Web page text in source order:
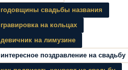
годовщины свадьбы названия
гравировка на кольцах
девичник на лимузине
интересное поздравление на свадьбу